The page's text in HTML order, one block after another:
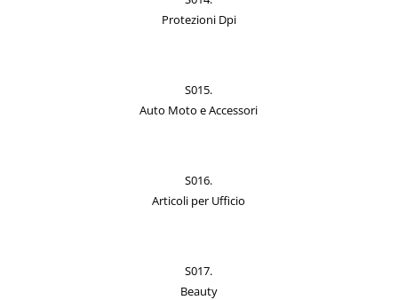
Protezioni Dpi
S015.
Auto Moto e Accessori
S016.
Articoli per Ufficio
S017.
Beauty